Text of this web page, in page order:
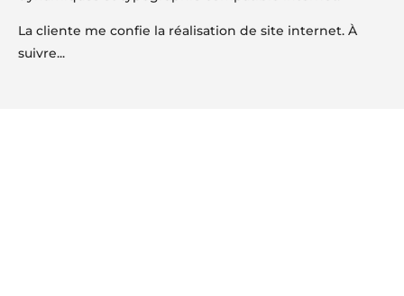
La cliente me confie la réalisation de site internet. À
suivre...